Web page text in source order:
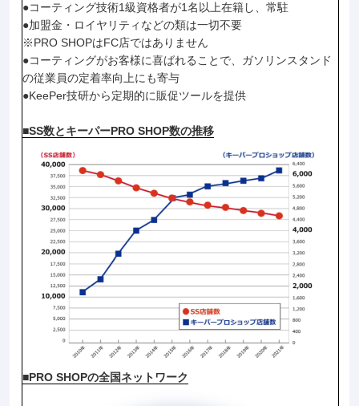
●コーティング技術1級資格者が1名以上在籍し、常駐
●加盟金・ロイヤリティなどの類は一切不要
※PRO SHOPはFC店ではありません
●コーティングがお客様に喜ばれることで、ガソリンスタンド
の従業員の定着率向上にも寄与
●KeePer技研から定期的に販促ツールを提供
■SS数とキーパーPRO SHOP数の推移
■PRO SHOPの全国ネットワーク